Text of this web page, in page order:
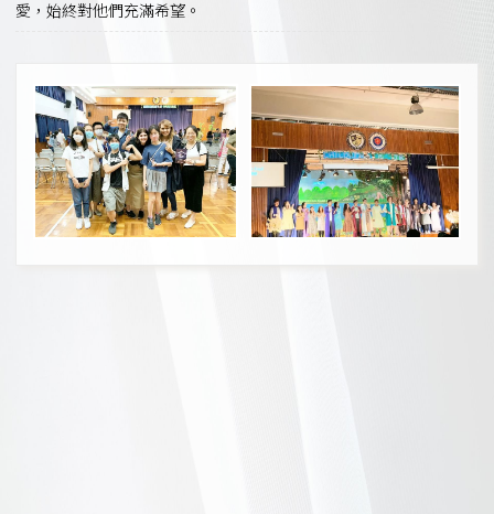
愛，始終對他們充滿希望。